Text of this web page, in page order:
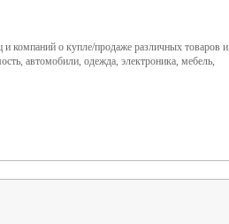
и компаний о купле/продаже различных товаров и
автомобили, одежда, электроника, мебель,